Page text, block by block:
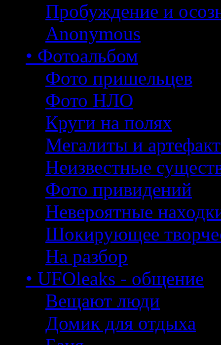
Пробуждение и
Anonymous
• Фотоальбом
Фото пришельцев
Фото НЛО
Круги на полях
Мегалиты и
Неизвестные
Фото привидений
Невероятные
Шокирующее
На разбор
• UFOleaks - общение
Вещают люди
Домик для отдыха